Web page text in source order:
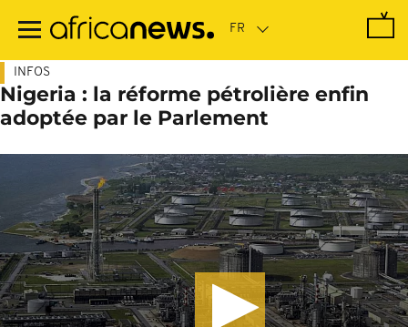
contenu
INFOS
Nigeria : la réforme pétrolière enfin
adoptée par le Parlement